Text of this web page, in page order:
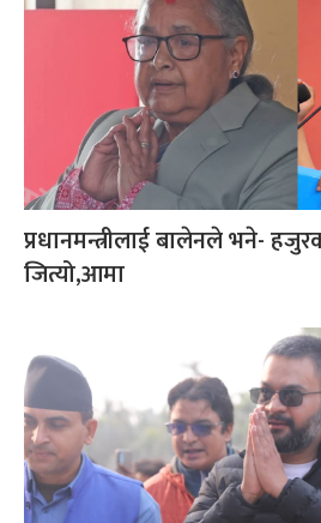
प्रधानमन्त्रीलाई बालेनले भने-
जित्यो,आमा